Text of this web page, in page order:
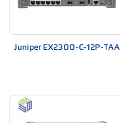
Juniper EX2300-C-12P-TAA